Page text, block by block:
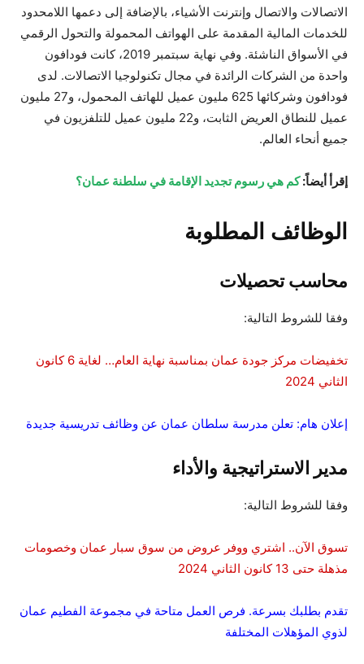
الاتصالات والاتصال وإنترنت الأشياء، بالإضافة إلى دعمها اللامحدود
للخدمات المالية المقدمة على الهواتف المحمولة والتحول الرقمي
في الأسواق الناشئة. وفي نهاية سبتمبر 2019، كانت فودافون
واحدة من الشركات الرائدة في مجال تكنولوجيا الاتصالات. لدى
فودافون وشركائها 625 مليون عميل للهاتف المحمول، و27 مليون
عميل للنطاق العريض الثابت، و22 مليون عميل للتلفزيون في
جميع أنحاء العالم.
إقرأ أيضاً:كم هي رسوم تجديد الإقامة في سلطنة عمان؟
الوظائف المطلوبة
محاسب تحصيلات
وفقا للشروط التالية:
تخفيضات مركز جودة عمان بمناسبة نهاية العام… لغاية 6 كانون
الثاني 2024
إعلان هام: تعلن مدرسة سلطان عمان عن وظائف تدريسية جديدة
مدير الاستراتيجية والأداء
وفقا للشروط التالية:
تسوق الآن.. اشتري ووفر عروض من سوق سبار عمان وخصومات
مذهلة حتى 13 كانون الثاني 2024
تقدم بطلبك بسرعة. فرص العمل متاحة في مجموعة الفطيم عمان
لذوي المؤهلات المختلفة